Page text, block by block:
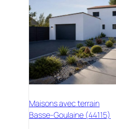
Maisons avec terrain
Basse-Goulaine (44115)